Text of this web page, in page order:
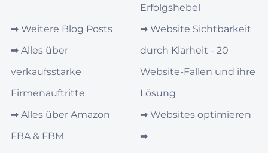
➡︎ Weitere Blog Posts
➡︎ Alles über
verkaufsstarke
Firmenauftritte
➡︎ Alles über Amazon
FBA & FBM
Erfolgshebel
➡︎ Website Sichtbarkeit
durch Klarheit - 20
Website-Fallen und ihre
Lösung
➡︎ Websites optimieren
➡︎